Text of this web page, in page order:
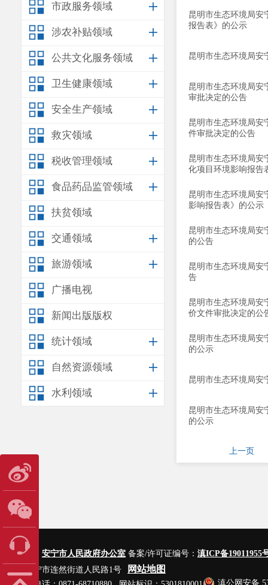
市政服务领域
涉农补贴领域
公共文化服务领域
卫生健康领域
安全生产领域
救灾领域
税收管理领域
食品药品监管领域
扶贫领域
交通领域
旅游领域
广播电视
新闻出版版权
统计领域
自然资源领域
水利领域
昆明市生态环境局安
报告表》的公示
昆明市生态环境局安
昆明市生态环境局安
审批决定的公告
昆明市生态环境局安
件审批决定的公告
昆明市生态环境局安
化项目环境影响报告
昆明市生态环境局安
影响报告表》的公示
昆明市生态环境局安
的公告
昆明市生态环境局安
告
昆明市生态环境局安
价文件审批决定的公
昆明市生态环境局安
的公示
昆明市生态环境局安
昆明市生态环境局安
的公示
上一页
主办单位： 安宁市人民政府办公室 备案/许可证编号： 滇ICP备19011955
地址：安宁市连然街道人民路1号
网站地图
滇公网安备